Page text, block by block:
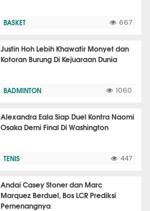
BASKET 667
Justin Hoh Lebih Khawatir Monyet dan
Kotoran Burung Di Kejuaraan Dunia
BADMINTON 1060
Alexandra Eala Siap Duel Kontra Naomi
Osaka Demi Final Di Washington
TENIS 447
Andai Casey Stoner dan Marc
Marquez Berduel, Bos LCR Prediksi
Pemenangnya